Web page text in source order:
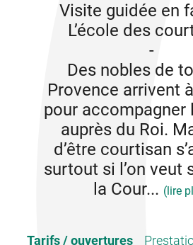
Visite guidée en
L’école des
-
Des nobles de
Provence arrivent
pour accompagner
auprès du Roi.
d’être courtisan
surtout si l’on veut
la Cour... (lire
Tous les jours à 11h30, du 4
Tarifs / ouvertures